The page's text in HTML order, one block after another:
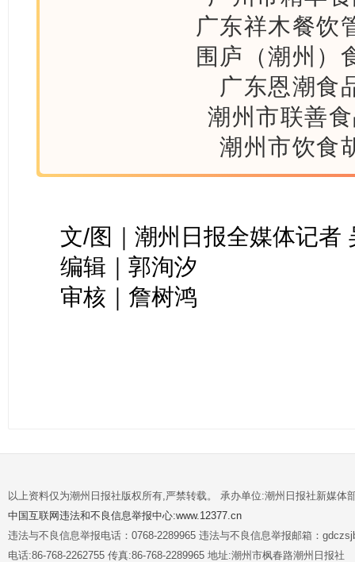
广东祥木餐饮
围庐（潮州）
广东恩潮食
潮州市联善
潮州市饮食
文/图｜潮州日报全媒体记者
编辑｜郭洵汐
审核｜詹树鸿
以上资料仅为潮州日报社版权所有,严禁转载。 承办单位:潮州日报社新媒体
中国互联网违法和不良信息举报中心:www.12377.cn
违法与不良信息举报电话：0768-2289965 违法与不良信息举报邮箱：
电话:86-768-2262755 传真:86-768-2289965 地址:潮州市枫春路潮州日报社